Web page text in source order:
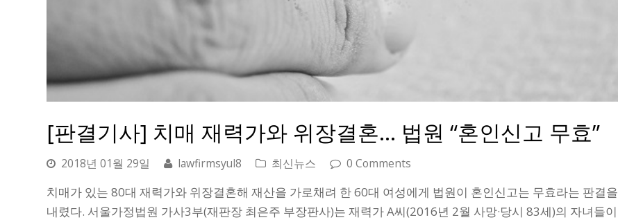
[판결기사] 치매 재력가와 위장결혼… 법원 “혼인신고 무효”
2018년 01월 29일 lawfirmsyul8 최신뉴스 0 Comments
치매가 있는 80대 재력가와 위장결혼해 재산을 가로채려 한 60대 여성에게 법원이 혼인신고는 무효라는 판결을
내렸다. 서울가정법원 가사3부(재판장 최은주 부장판사)는 재력가 A씨(2016년 2월 사망·당시 83세)의 자녀들이